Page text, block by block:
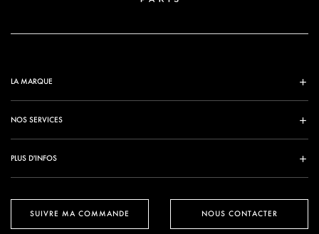
SUIVRE MA COMMANDE
LA MARQUE
NOS SERVICES
PLUS D'INFOS
NOUS CONTACTER